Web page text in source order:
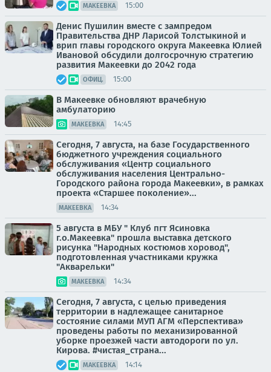
МАКЕЕВКА 15:00
Денис Пушилин вместе с зампредом
Правительства ДНР Ларисой Толстыкиной и
врип главы городского округа Макеевка Юлией
Ивановой обсудили долгосрочную стратегию
развития Макеевки до 2042 года
ОФИЦ. 15:00
В Макеевке обновляют врачебную
амбулаторию
МАКЕЕВКА 14:45
Сегодня, 7 августа, на базе Государственного
бюджетного учреждения социального
обслуживания «Центр социального
обслуживания населения Центрально-
Городского района города Макеевки», в рамках
проекта «Старшее поколение»...
МАКЕЕВКА 14:34
5 августа в МБУ " Клуб пгт Ясиновка
г.о.Макеевка" прошла выставка детского
рисунка "Народных костюмов хоровод",
подготовленная участниками кружка
"Акварельки"
МАКЕЕВКА 14:34
Сегодня, 7 августа, с целью приведения
территории в надлежащее санитарное
состояние силами МУП АГМ «Перспектива»
проведены работы по механизированной
уборке проезжей части автодороги по ул.
Кирова. #чистая_страна...
МАКЕЕВКА 14:14